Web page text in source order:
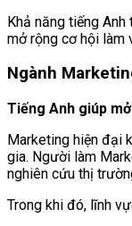
Khả năng tiếng
mở rộng cơ hội làm
Ngành
Tiếng Anh giúp
Marketing hiện đại
gia. Người làm
nghiên cứu thị
Trong khi đó, lĩnh